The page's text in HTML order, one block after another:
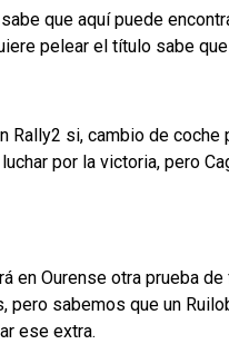
que aquí puede
pelear el título sabe
Rally2 si, cambio de
por la victoria, pero
en Ourense otra prueba
sabemos que un
ese extra.